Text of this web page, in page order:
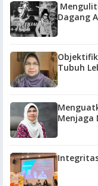
Dagang
Tubuh
Menjaga